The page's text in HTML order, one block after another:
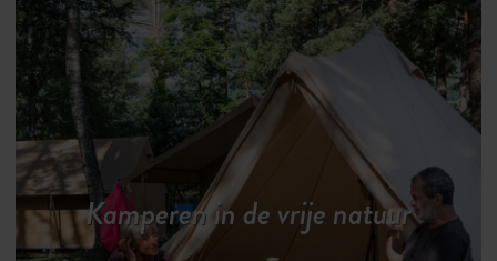
Kamperen in de vrije natuur